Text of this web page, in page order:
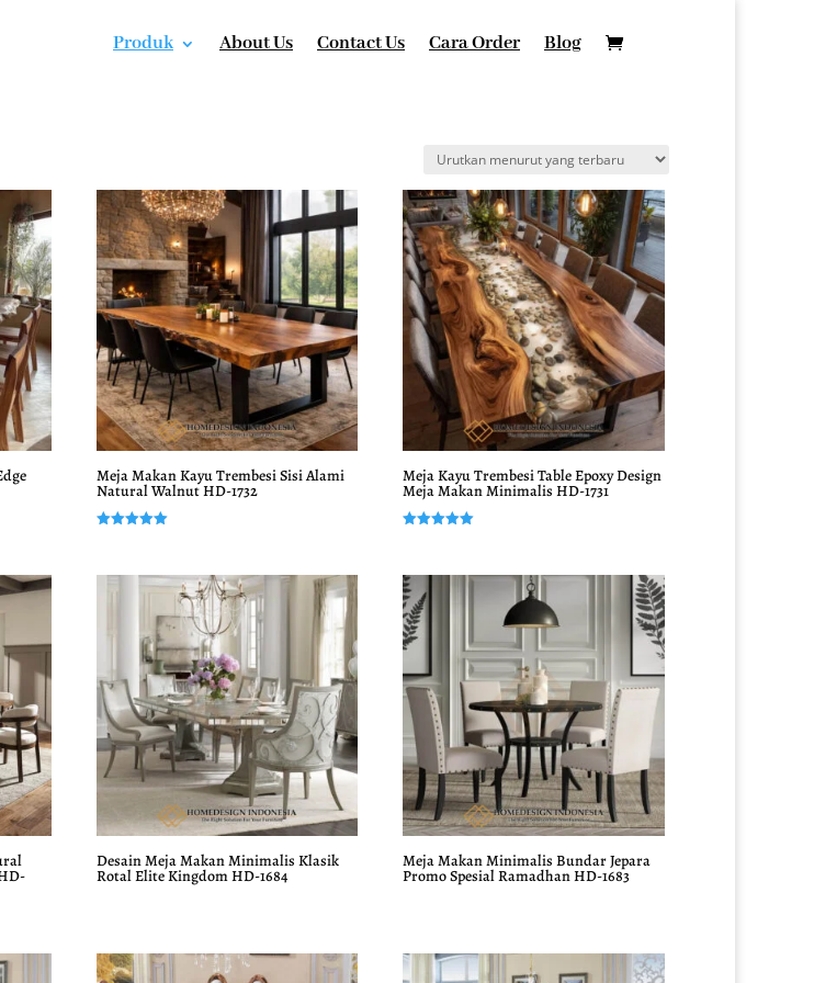
Produk About Us Contact Us Cara Order Blog
Meja Makan Kayu Trembesi Sisi Alami
Natural Walnut HD-1732
Meja Kayu Trembesi Table Epoxy Design
Meja Makan Minimalis HD-1731
Desain Meja Makan Minimalis Klasik
Rotal Elite Kingdom HD-1684
Meja Makan Minimalis Bundar Jepara
Promo Spesial Ramadhan HD-1683